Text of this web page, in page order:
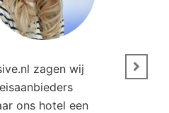
zagen wij
ons hotel een